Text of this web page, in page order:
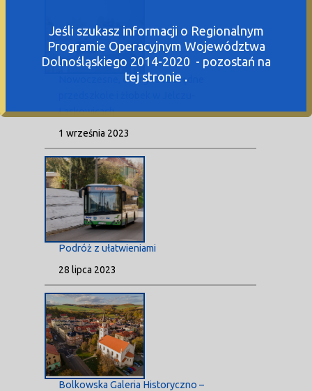
Nowoczesne, energooszczędne
Laskowicach
1 września 2023
Podróż z ułatwieniami
28 lipca 2023
Bolkowska Galeria Historyczno –
Jeśli szukasz informacji o Regionalnym
Programie Operacyjnym Województwa
Dolnośląskiego 2014-2020 - pozostań na
tej stronie .